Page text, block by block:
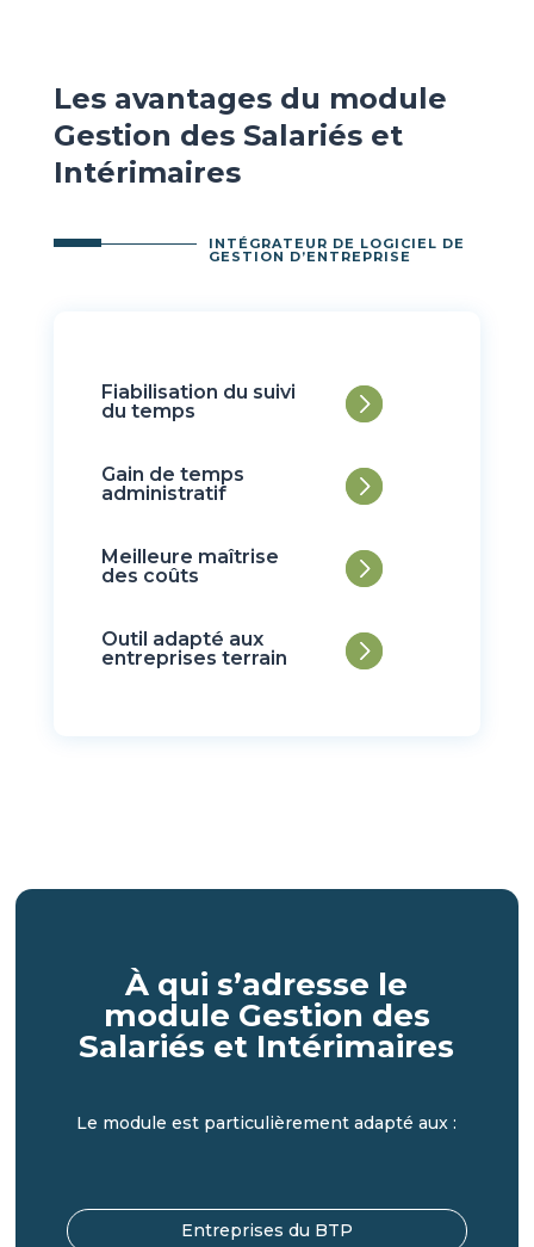
Les avantages du module
Gestion des Salariés et
Intérimaires
INTÉGRATEUR DE LOGICIEL DE
GESTION D’ENTREPRISE
Fiabilisation du suivi
du temps
Gain de temps
administratif
Meilleure maîtrise
des coûts
Outil adapté aux
entreprises terrain
À qui s’adresse le
module Gestion des
Salariés et Intérimaires
Le module est particulièrement adapté aux :
Entreprises du BTP